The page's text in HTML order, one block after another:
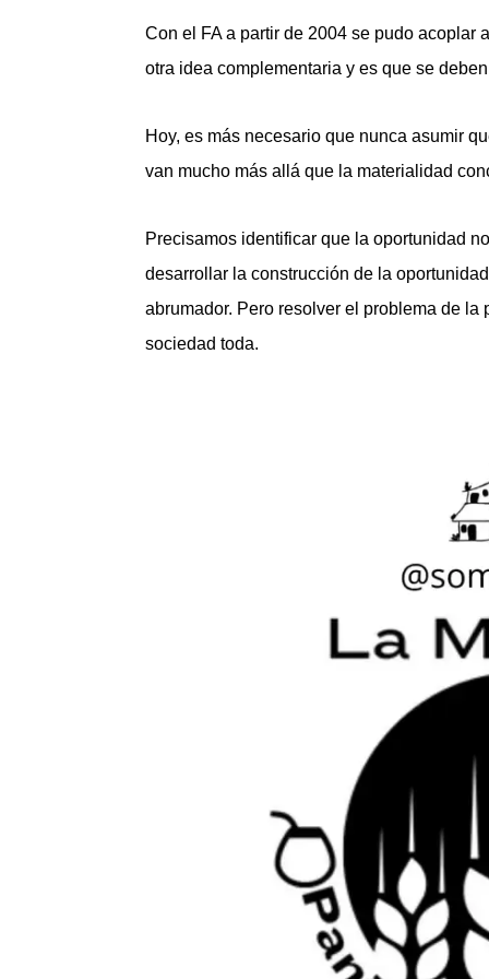
Con el FA a partir de 2004 se pudo acoplar
otra idea complementaria y es que se
Hoy, es más necesario que nunca asumir
van mucho más allá que la materialidad
Precisamos identificar que la oportunidad
desarrollar la construcción de la
abrumador. Pero resolver el problema de
sociedad toda.